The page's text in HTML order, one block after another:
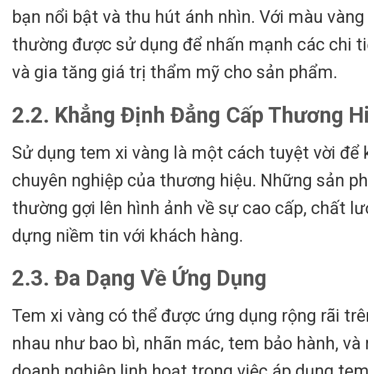
bạn nổi bật và thu hút ánh nhìn. Với màu
thường được sử dụng để nhấn mạnh các chi
và gia tăng giá trị thẩm mỹ cho sản phẩm.
2.2. Khẳng Định Đẳng Cấp Thương
Sử dụng tem xi vàng là một cách tuyệt vời để
chuyên nghiệp của thương hiệu. Những sản
thường gợi lên hình ảnh về sự cao cấp, chất
dựng niềm tin với khách hàng.
2.3. Đa Dạng Về Ứng Dụng
Tem xi vàng có thể được ứng dụng rộng rãi
nhau như bao bì, nhãn mác, tem bảo hành,